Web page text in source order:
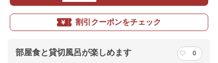
割引クーポンをチェック
部屋食と貸切風呂が楽しめます 0